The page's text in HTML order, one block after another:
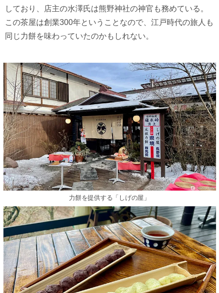
しており、店主の水澤氏は熊野神社の神官も務めている。
この茶屋は創業300年ということなので、江戸時代の旅人も
同じ力餅を味わっていたのかもしれない。
力餅を提供する「しげの屋」